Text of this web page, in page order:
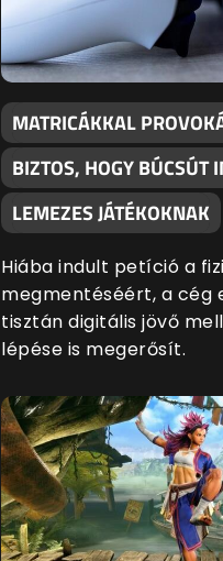
MATRICÁKKAL
BIZTOS, HOGY BÚCSÚT
LEMEZES JÁTÉKOKNAK
Hiába indult petíció a
megmentéséért, a cég
tisztán digitális jövő
lépése is megerősít.